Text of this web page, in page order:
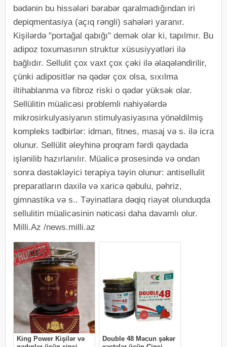
bədənin bu hissələri bərabər qaralmadığından iri
depiqmentasiya (açıq rəngli) sahələri yaranır.
Kişilərdə "portağal qabığı" demək olar ki, tapılmır. Bu
adipoz toxumasının struktur xüsusiyyətləri ilə
bağlıdır. Sellulit çox vaxt çox çəki ilə əlaqələndirilir,
çünki adipositlər nə qədər çox olsa, sıxılma
iltihablanma və fibroz riski o qədər yüksək olar.
Sellülitin müalicəsi problemli nahiyələrdə
mikrosirkulyasiyanın stimulyasiyasına yönəldilmiş
kompleks tədbirlər: idman, fitnes, masaj və s. ilə icra
olunur. Sellülit əleyhinə proqram fərdi qaydada
işlənilib hazırlanılır. Müalicə prosesində və ondan
sonra dəstəkləyici terapiya təyin olunur: antisellulit
preparatların daxilə və xaricə qəbulu, pəhriz,
gimnastika və s.. Təyinatlara dəqiq riayət olunduqda
sellulitin müalicəsinin nəticəsi daha davamlı olur.
Milli.Az /news.milli.az